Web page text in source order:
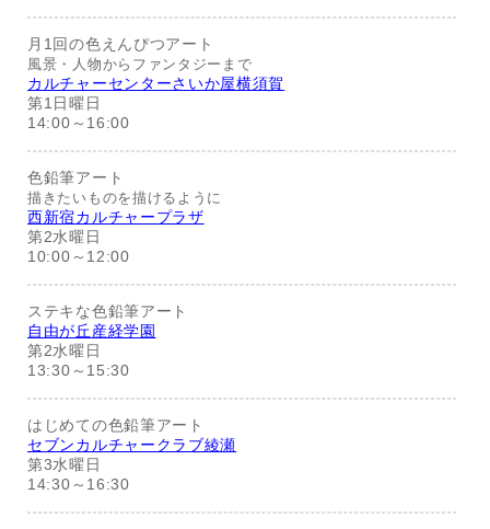
月1回の色えんぴつアート
風景・人物からファンタジーまで
カルチャーセンターさいか屋横須賀
第1日曜日
14:00～16:00
色鉛筆アート
描きたいものを描けるように
西新宿カルチャープラザ
第2水曜日
10:00～12:00
ステキな色鉛筆アート
自由が丘産経学園
第2水曜日
13:30～15:30
はじめての色鉛筆アート
セブンカルチャークラブ綾瀬
第3水曜日
14:30～16:30